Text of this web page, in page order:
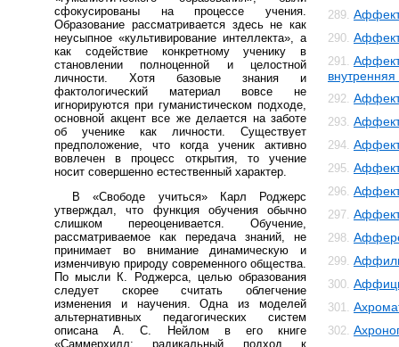
сфокусированы на процессе учения.
Образование рассматривается здесь не как
неусыпное «культивирование интеллекта», а
как содействие конкретному ученику в
становлении полноценной и целостной
личности. Хотя базовые знания и
фактологический материал вовсе не
игнорируются при гуманистическом подходе,
основной акцент все же делается на заботе
об ученике как личности. Существует
предположение, что когда ученик активно
вовлечен в процесс открытия, то учение
носит совершенно естественный характер.
В «Свободе учиться» Карл Роджерс
утверждал, что функция обучения обычно
слишком переоценивается. Обучение,
рассматриваемое как передача знаний, не
принимает во внимание динамическую и
изменчивую природу современного общества.
По мысли К. Роджерса, целью образования
следует скорее считать облегчение
изменения и научения. Одна из моделей
альтернативных педагогических систем
описана А. С. Нейлом в его книге
«Саммерхилл: радикальный подход к
289. Аффект
290.
291.
292.
293.
294.
295.
296.
297.
298.
299.
300.
301.
302.